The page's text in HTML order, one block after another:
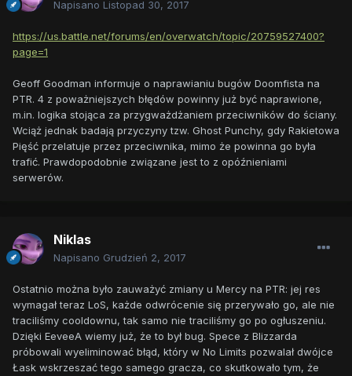
Napisano Listopad 30, 2017
https://us.battle.net/forums/en/overwatch/topic/20759527400?
page=1
Geoff Goodman informuje o naprawianiu bugów Doomfista na
PTR. 4 z poważniejszych błędów powinny już być naprawione,
m.in. logika stojąca za przygważdżaniem przeciwników do ściany.
Wciąż jednak badają przyczyny tzw. Ghost Punchy, gdy Rakietowa
Pięść przelatuje przez przeciwnika, mimo że powinna go była
trafić. Prawdopodobnie związane jest to z opóźnieniami
serwerów.
Niklas
Napisano Grudzień 2, 2017
Ostatnio można było zauważyć zmiany u Mercy na PTR: jej res
wymagał teraz LoS, każde odwrócenie się przerywało go, ale nie
traciliśmy cooldownu, tak samo nie traciliśmy go po ogłuszeniu.
Dzięki EeveeA wiemy już, że to był bug. Spece z Blizzarda
próbowali wyeliminować błąd, który w No Limits pozwalał dwójce
Łask wskrzeszać tego samego gracza, co skutkowało tym, że